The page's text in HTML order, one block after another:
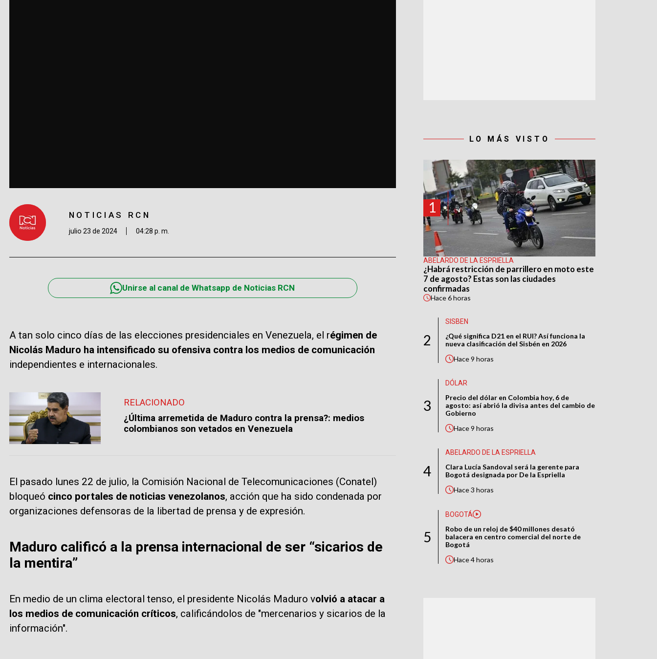
NOTICIAS RCN
julio 23 de 2024 04:28 p. m.
Unirse al canal de Whatsapp de Noticias RCN
A tan solo cinco días de las elecciones presidenciales en Venezuela, el régimen de
Nicolás Maduro ha intensificado su ofensiva contra los medios de comunicación
independientes e internacionales.
RELACIONADO
¿Última arremetida de Maduro contra la prensa?: medios
colombianos son vetados en Venezuela
El pasado lunes 22 de julio, la Comisión Nacional de Telecomunicaciones (Conatel)
bloqueó cinco portales de noticias venezolanos, acción que ha sido condenada por
organizaciones defensoras de la libertad de prensa y de expresión.
Maduro calificó a la prensa internacional de ser “sicarios de
la mentira”
En medio de un clima electoral tenso, el presidente Nicolás Maduro volvió a atacar a
los medios de comunicación críticos, calificándolos de "mercenarios y sicarios de la
información".
LO MÁS VISTO
1
ABELARDO DE LA ESPRIELLA
¿Habrá restricción de parrillero en moto este
7 de agosto? Estas son las ciudades
confirmadas
Hace6 horas
2
SISBEN
¿Qué significa D21 en el RUI? Así funciona la
nueva clasificación del Sisbén en 2026
Hace9 horas
3
DÓLAR
Precio del dólar en Colombia hoy, 6 de
agosto: así abrió la divisa antes del cambio de
Gobierno
Hace9 horas
4
ABELARDO DE LA ESPRIELLA
Clara Lucía Sandoval será la gerente para
Bogotá designada por De la Espriella
Hace3 horas
5
BOGOTÁ
Robo de un reloj de $40 millones desató
balacera en centro comercial del norte de
Bogotá
Hace4 horas